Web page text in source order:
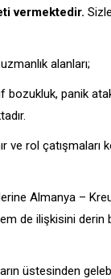
vermektedir.
alanları;
panik
ve rol çatışmaları
Almanya –
de ilişkisini derin
üstesinden